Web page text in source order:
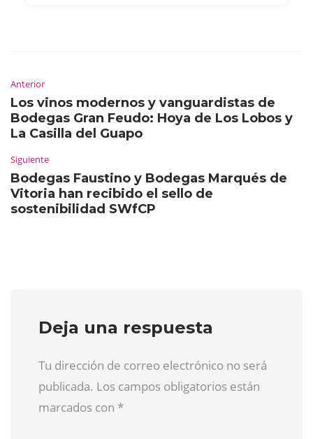
Anterior
Los vinos modernos y vanguardistas de
Bodegas Gran Feudo: Hoya de Los Lobos y
La Casilla del Guapo
Siguiente
Bodegas Faustino y Bodegas Marqués de
Vitoria han recibido el sello de
sostenibilidad SWfCP
Deja una respuesta
Tu dirección de correo electrónico no será
publicada. Los campos obligatorios están
marcados con *